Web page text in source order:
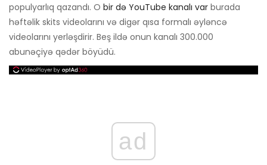
populyarlıq qazandı. O bir də YouTube kanalı var burada
həftəlik skits videolarını və digər qısa formalı əyləncə
videolarını yerləşdirir. Beş ildə onun kanalı 300.000
abunəçiyə qədər böyüdü.
ad